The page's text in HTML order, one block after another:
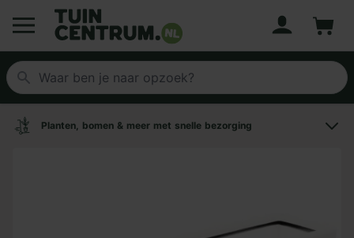
Logo Tuincentrum.nl
Planten, bomen & meer met snelle bezorging